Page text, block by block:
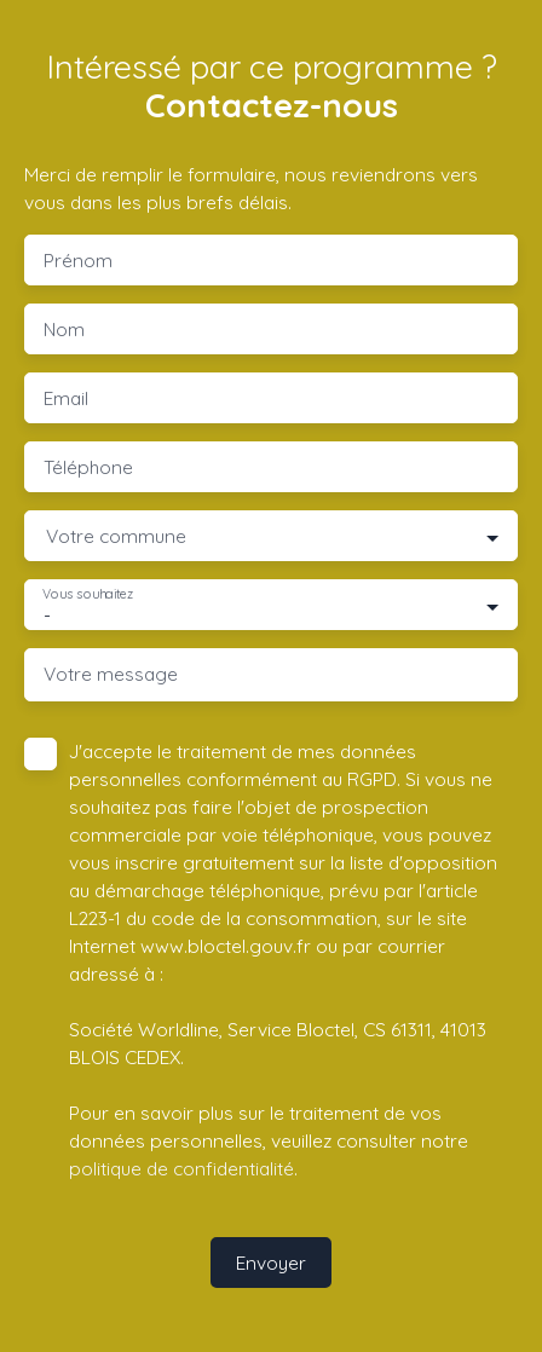
Intéressé par ce programme ?
Contactez-nous
Merci de remplir le formulaire, nous reviendrons vers
vous dans les plus brefs délais.
Prénom
Nom
Email
Téléphone
Votre commune
-
Vous souhaitez
Votre message
J'accepte le traitement de mes données
personnelles conformément au RGPD. Si vous ne
souhaitez pas faire l'objet de prospection
commerciale par voie téléphonique, vous pouvez
vous inscrire gratuitement sur la liste d'opposition
au démarchage téléphonique, prévu par l'article
L223-1 du code de la consommation, sur le site
Internet www.bloctel.gouv.fr ou par courrier
adressé à :
Société Worldline, Service Bloctel, CS 61311, 41013
BLOIS CEDEX.
Pour en savoir plus sur le traitement de vos
données personnelles, veuillez consulter notre
politique de confidentialité.
Envoyer